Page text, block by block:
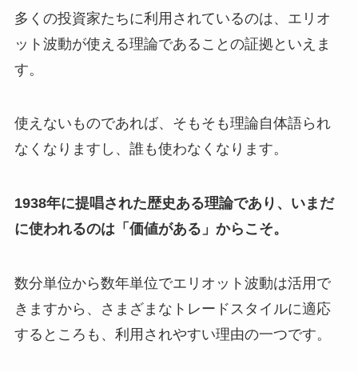
多くの投資家たちに利用されているのは、エリオ
ット波動が使える理論であることの証拠といえま
す。
使えないものであれば、そもそも理論自体語られ
なくなりますし、誰も使わなくなります。
1938年に提唱された歴史ある理論であり、いまだ
に使われるのは「価値がある」からこそ。
数分単位から数年単位でエリオット波動は活用で
きますから、さまざまなトレードスタイルに適応
するところも、利用されやすい理由の一つです。